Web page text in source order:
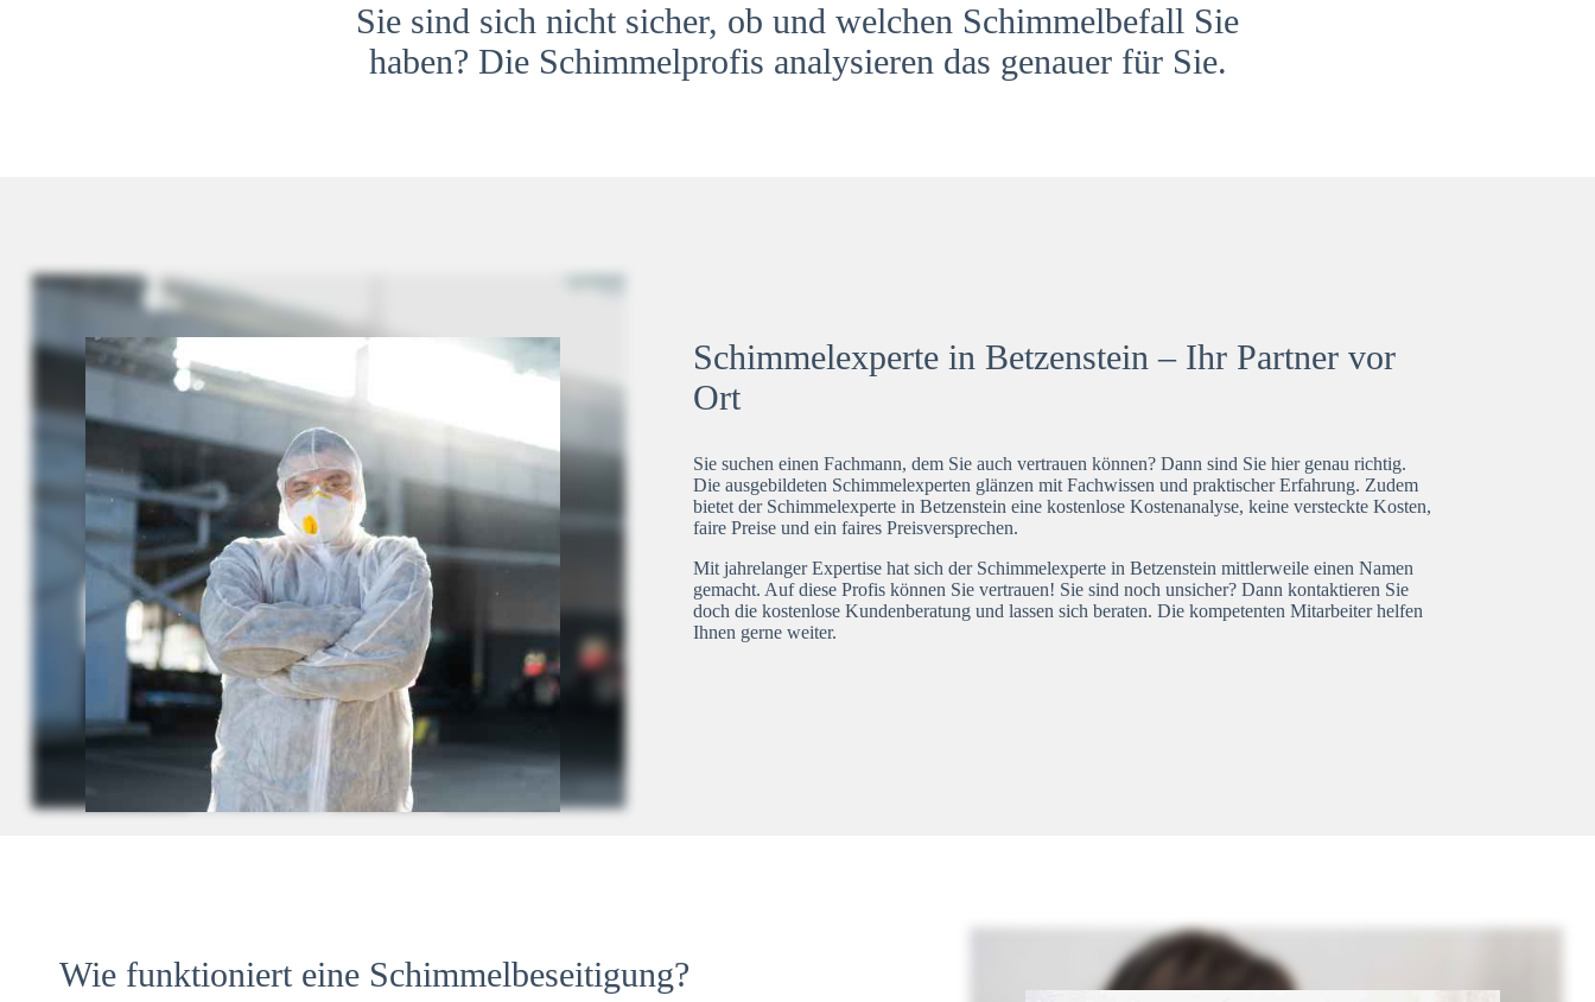
Sie sind sich nicht sicher, ob und welchen Schimmelbefall Sie
haben? Die Schimmelprofis analysieren das genauer für Sie.
Schimmelexperte in Betzenstein – Ihr Partner vor
Ort
Sie suchen einen Fachmann, dem Sie auch vertrauen können? Dann sind Sie hier genau richtig.
Die ausgebildeten Schimmelexperten glänzen mit Fachwissen und praktischer Erfahrung. Zudem
bietet der Schimmelexperte in Betzenstein eine kostenlose Kostenanalyse, keine versteckte Kosten,
faire Preise und ein faires Preisversprechen.
Mit jahrelanger Expertise hat sich der Schimmelexperte in Betzenstein mittlerweile einen Namen
gemacht. Auf diese Profis können Sie vertrauen! Sie sind noch unsicher? Dann kontaktieren Sie
doch die kostenlose Kundenberatung und lassen sich beraten. Die kompetenten Mitarbeiter helfen
Ihnen gerne weiter.
Wie funktioniert eine Schimmelbeseitigung?